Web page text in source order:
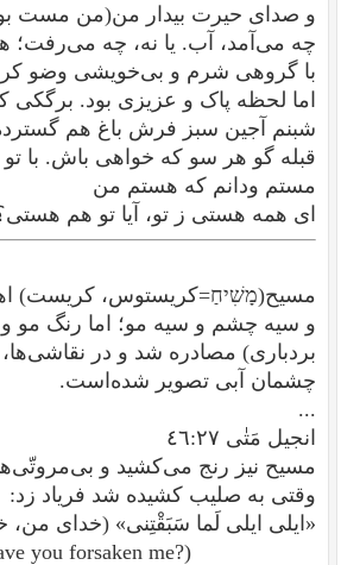
و صدای حیرت بیدار من(من مست
چه می‌آمد، آب. یا نه، چه می‌رفت؛
با گروهی شرم و بی‌خویشی وضو
اما لحظه پاک و عزیزی بود. برگکی
شبنم آجین سبز فرش باغ هم
قبله گو هر سو که خواهی باش. با
مستم ودانم که هستم من
ای همه هستی ز تو، آیا تو هم
مسیح(מָשִׁיחַ=کریستوس، کریست) اهل
و سیه چشم و سیه مو؛ اما رنگ مو
بردباری‌) مصادره شد و در
چشمان آبی تصویر شده‌است.
...
انجیل مَتٰی ٤٦:٢٧
مسیح نیز رنج می‌کشید و
وقتی به صلیب کشیده شد فریاد زد:
«ایلی ایلی لَما سَبَقْتِنی» (خدای من،
you forsaken me?)